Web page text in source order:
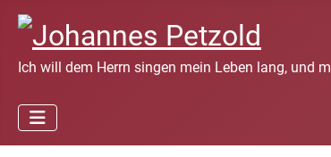
Ich will dem Herrn singen mein Leben lang, und